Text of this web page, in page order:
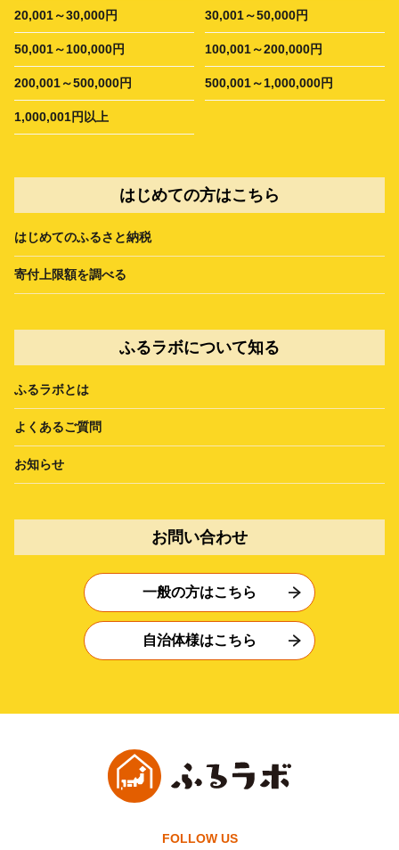
20,001～30,000円 30,001～50,000円
50,001～100,000円 100,001～200,000円
200,001～500,000円 500,001～1,000,000円
1,000,001円以上
はじめての方はこちら
はじめてのふるさと納税
寄付上限額を調べる
ふるラボについて知る
ふるラボとは
よくあるご質問
お知らせ
お問い合わせ
一般の方はこちら
自治体様はこちら
FOLLOW US